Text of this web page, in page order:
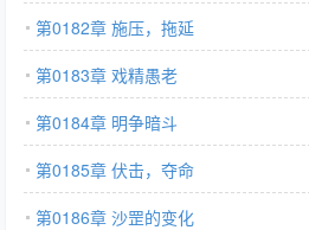
第0182章 施压，拖延
第0183章 戏精愚老
第0184章 明争暗斗
第0185章 伏击，夺命
第0186章 沙罡的变化